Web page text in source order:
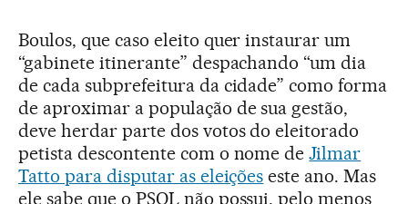
Boulos, que caso eleito quer instaurar um
“gabinete itinerante” despachando “um dia
de cada subprefeitura da cidade” como forma
de aproximar a população de sua gestão,
deve herdar parte dos votos do eleitorado
petista descontente com o nome deJilmar
Tatto para disputar as eleições este ano. Mas
ele sabe que o PSOL não possui, pelo menos